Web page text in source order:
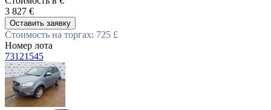
3 827 €
Оставить заявку
Стоимость на торгах: 725 £
Номер лота
73121545